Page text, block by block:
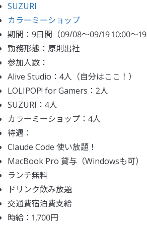
SUZURI
カラーミーショップ
期間：9日間（09/08〜09/19 10:00〜
勤務形態：原則出社
参加人数：
Alive Studio：4人（自分はここ！）
LOLIPOP! for Gamers：2人
SUZURI：4人
カラーミーショップ：4人
待遇：
Claude Code 使い放題！
MacBook Pro 貸与（Windowsも可）
ランチ無料
ドリンク飲み放題
交通費宿泊費支給
時給：1,700円